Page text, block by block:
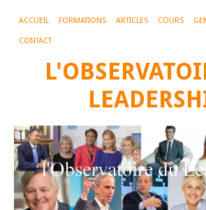
ACCUEIL FORMATIONS ARTICLES COURS
CONTACT